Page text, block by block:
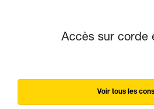
Accès sur corde
Voir tous les